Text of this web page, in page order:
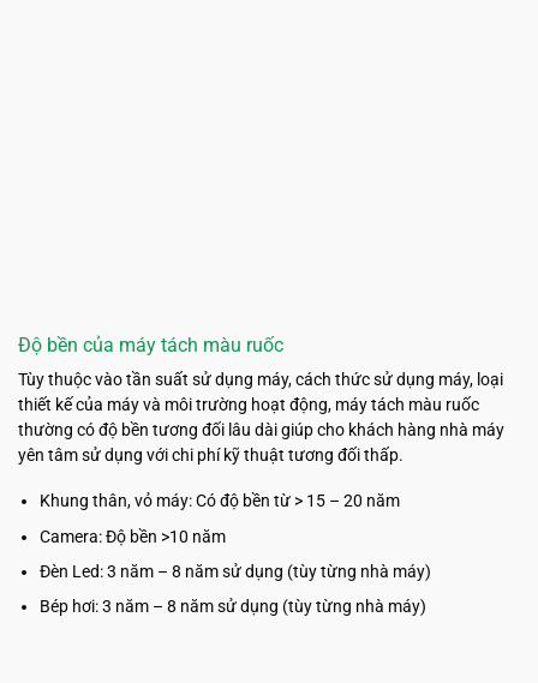
Độ bền của máy tách màu ruốc
Tùy thuộc vào tần suất sử dụng máy, cách thức sử dụng máy, loại
thiết kế của máy và môi trường hoạt động, máy tách màu ruốc
thường có độ bền tương đối lâu dài giúp cho khách hàng nhà máy
yên tâm sử dụng với chi phí kỹ thuật tương đối thấp.
Khung thân, vỏ máy: Có độ bền từ > 15 – 20 năm
Camera: Độ bền >10 năm
Đèn Led: 3 năm – 8 năm sử dụng (tùy từng nhà máy)
Bép hơi: 3 năm – 8 năm sử dụng (tùy từng nhà máy)